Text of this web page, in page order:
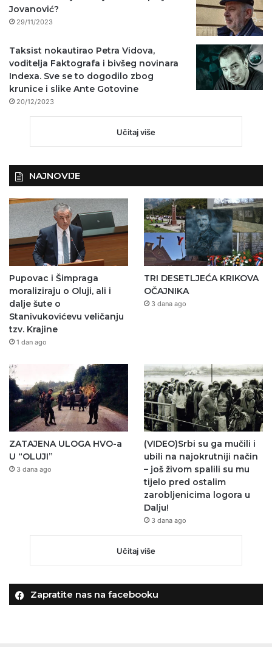
Jovanović?
29/11/2023
Taksist nokautirao Petra Vidova,
voditelja Faktografa i bivšeg novinara
Indexa. Sve se to dogodilo zbog
krunice i slike Ante Gotovine
20/12/2023
Učitaj više
NAJNOVIJE
Pupovac i Šimpraga
moraliziraju o Oluji, ali i
dalje šute o
Stanivukovićevu veličanju
tzv. Krajine
1 dan ago
TRI DESETLJEĆA KRIKOVA
OČAJNIKA
3 dana ago
ZATAJENA ULOGA HVO-a
U “OLUJI”
3 dana ago
(VIDEO)Srbi su ga mučili i
ubili na najokrutniji način
– još živom spalili su mu
tijelo pred ostalim
zarobljenicima logora u
Dalju!
3 dana ago
Učitaj više
Zapratite nas na facebooku